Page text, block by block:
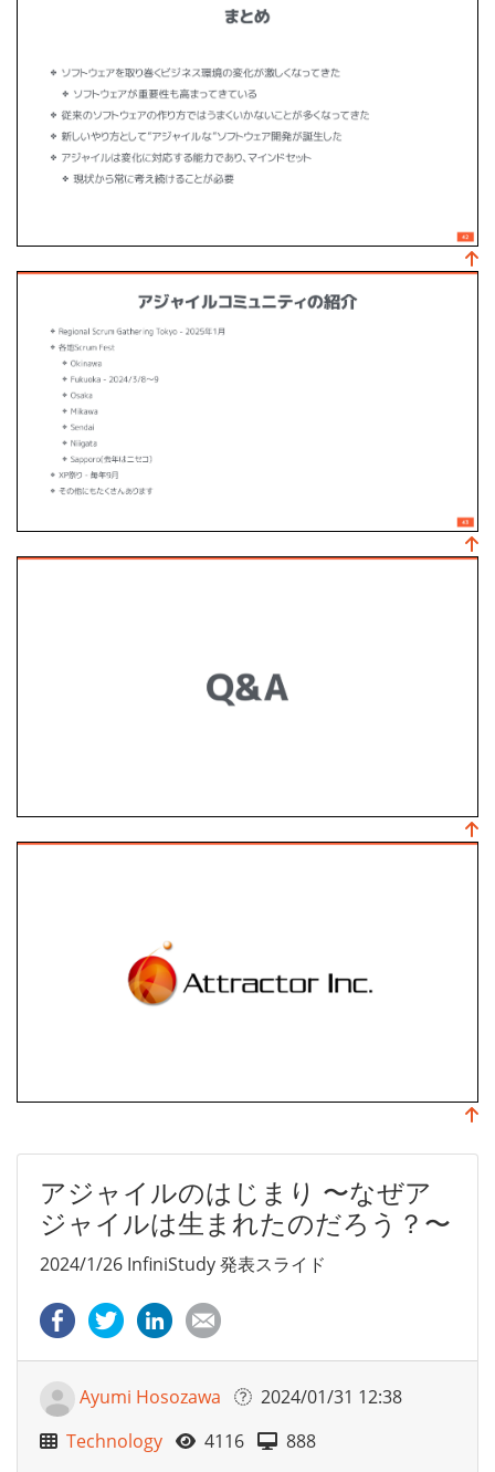
アジャイルのはじまり 〜なぜア
ジャイルは生まれたのだろう？〜
2024/1/26 InfiniStudy 発表スライド
Ayumi Hosozawa
2024/01/31 12:38
Technology
4116
888